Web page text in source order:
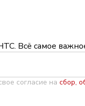
Всё самое
согласие на сбор,